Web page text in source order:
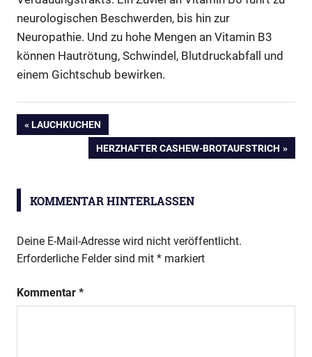
neurologischen Beschwerden, bis hin zur
Neuropathie. Und zu hohe Mengen an Vitamin B3
können Hautrötung, Schwindel, Blutdruckabfall und
einem Gichtschub bewirken.
Überdosierung
Vitamine
Beitragsnavigation
VORHERIGER
LAUCHKUCHEN
NÄCHSTER
BEITRAG:
HERZHAFTER CASHEW-BROTAUFSTRICH
KOMMENTAR HINTERLASSEN
Deine E-Mail-Adresse wird nicht veröffentlicht.
Erforderliche Felder sind mit * markiert
Kommentar *